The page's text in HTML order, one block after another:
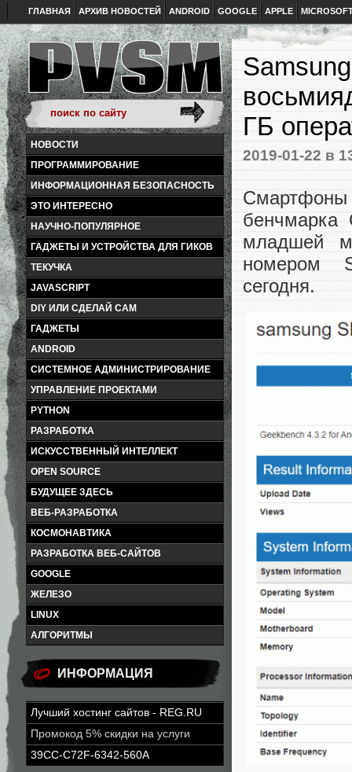
ГЛАВНАЯ АРХИВ НОВОСТЕЙ ANDROID GOOGLE APPLE
НОВОСТИ
ПРОГРАММИРОВАНИЕ
ИНФОРМАЦИОННАЯ БЕЗОПАСНОСТЬ
ЭТО ИНТЕРЕСНО
НАУЧНО-ПОПУЛЯРНОЕ
ГАДЖЕТЫ И УСТРОЙСТВА ДЛЯ ГИКОВ
ТЕКУЧКА
JAVASCRIPT
DIY ИЛИ СДЕЛАЙ САМ
ГАДЖЕТЫ
ANDROID
СИСТЕМНОЕ АДМИНИСТРИРОВАНИЕ
УПРАВЛЕНИЕ ПРОЕКТАМИ
PYTHON
РАЗРАБОТКА
ИСКУССТВЕННЫЙ ИНТЕЛЛЕКТ
OPEN SOURCE
БУДУЩЕЕ ЗДЕСЬ
ВЕБ-РАЗРАБОТКА
КОСМОНАВТИКА
РАЗРАБОТКА ВЕБ-САЙТОВ
GOOGLE
ЖЕЛЕЗО
LINUX
АЛГОРИТМЫ
ИНФОРМАЦИЯ
Лучший хостинг сайтов - REG.RU
Промокод 5% скидки на услуги
39CC-C72F-6342-560A
ГБ
2019-01-22 в
бенчмарка
младшей
номером
сегодня.